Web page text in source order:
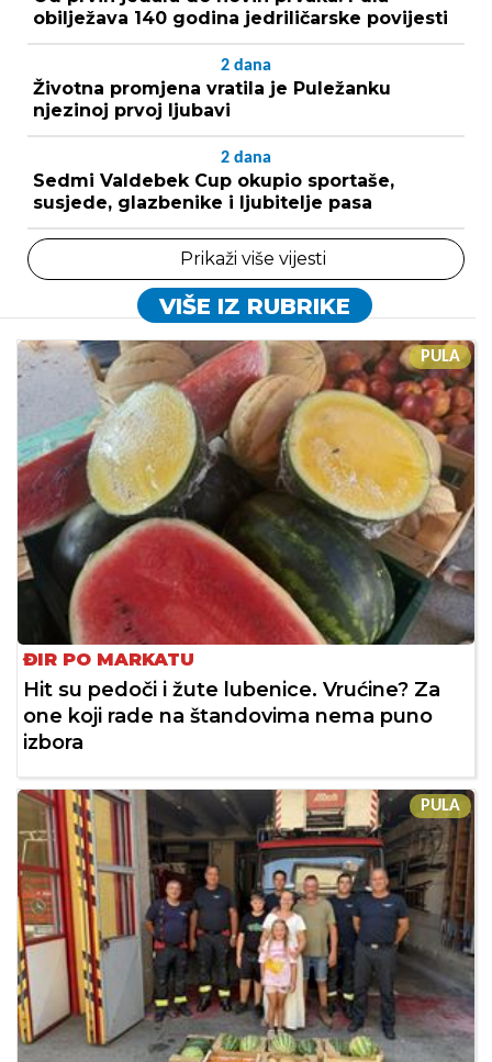
obilježava 140 godina jedriličarske povijesti
2 dana
Životna promjena vratila je Puležanku
njezinoj prvoj ljubavi
2 dana
Sedmi Valdebek Cup okupio sportaše,
susjede, glazbenike i ljubitelje pasa
Prikaži više vijesti
VIŠE IZ RUBRIKE
PULA
ĐIR PO MARKATU
Hit su pedoči i žute lubenice. Vrućine? Za
one koji rade na štandovima nema puno
izbora
PULA